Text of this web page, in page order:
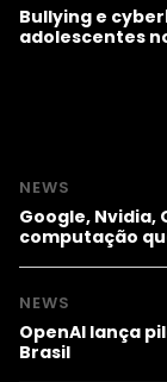
Bullying e
adolescentes
NEWS
Google, Nvidia,
computação
NEWS
OpenAI lança
Brasil